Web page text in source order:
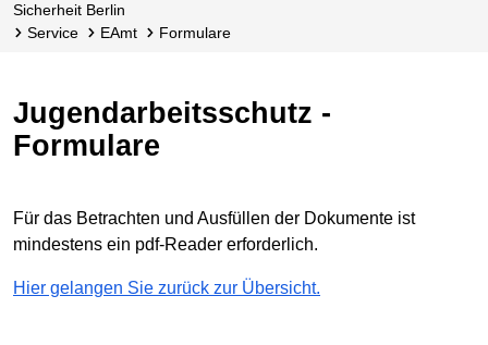
Sicherheit Berlin
Service
eAmt Formulare
Jugendarbeitsschutz -
Formulare
Für das Betrachten und Ausfüllen der Dokumente ist
mindestens ein pdf-Reader erforderlich.
Hier gelangen Sie zurück zur Übersicht.